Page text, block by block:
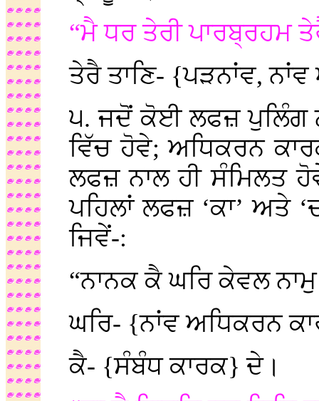
“ਮੈ ਧਰ ਤੇਰੀ ਪਾਰਬ੍ਰਹਮ
ਤੇਰੈ ਤਾਣਿ- {ਪੜਨਾਂਵ,
੫. ਜਦੋਂ ਕੋਈ ਲਫਜ਼ ਪੁਲਿੰਗ
ਵਿੱਚ ਹੋਵੇ; ਅਧਿਕਰਨ
ਲਫਜ਼ ਨਾਲ ਹੀ
ਪਹਿਲਾਂ ਲਫਜ਼ ‘ਕਾ’ ਅਤੇ
ਜਿਵੇਂ-:
“ਨਾਨਕ ਕੈ ਘਰਿ ਕੇਵਲ
ਘਰਿ- {ਨਾਂਵ ਅਧਿਕਰਨ
ਕੈ- {ਸੰਬੰਧ ਕਾਰਕ} ਦੇ।